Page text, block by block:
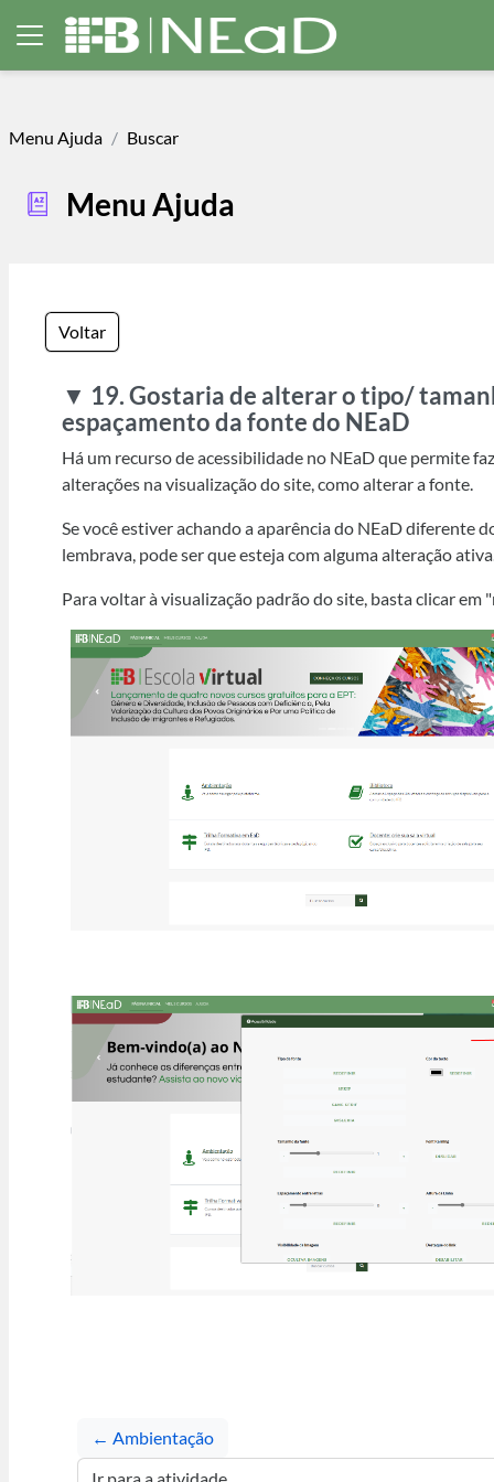
Ir para o conteúdo principal
Painel lateral
Menu Ajuda Buscar
Menu Ajuda
Voltar
▼ 19. Gostaria de alterar o tipo/
espaçamento da fonte do NEaD
Há um recurso de acessibilidade no NEaD que permite
alterações na visualização do site, como alterar a fonte.
Se você estiver achando a aparência do NEaD diferente
lembrava, pode ser que esteja com alguma alteração
Para voltar à visualização padrão do site, basta clicar em
← Ambientação